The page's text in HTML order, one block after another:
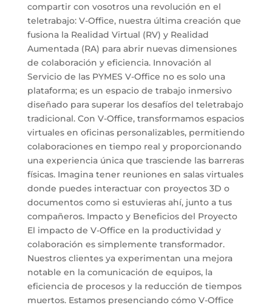
compartir con vosotros una revolución en el
teletrabajo: V-Office, nuestra última creación que
fusiona la Realidad Virtual (RV) y Realidad
Aumentada (RA) para abrir nuevas dimensiones
de colaboración y eficiencia. Innovación al
Servicio de las PYMES V-Office no es solo una
plataforma; es un espacio de trabajo inmersivo
diseñado para superar los desafíos del teletrabajo
tradicional. Con V-Office, transformamos espacios
virtuales en oficinas personalizables, permitiendo
colaboraciones en tiempo real y proporcionando
una experiencia única que trasciende las barreras
físicas. Imagina tener reuniones en salas virtuales
donde puedes interactuar con proyectos 3D o
documentos como si estuvieras ahí, junto a tus
compañeros. Impacto y Beneficios del Proyecto
El impacto de V-Office en la productividad y
colaboración es simplemente transformador.
Nuestros clientes ya experimentan una mejora
notable en la comunicación de equipos, la
eficiencia de procesos y la reducción de tiempos
muertos. Estamos presenciando cómo V-Office